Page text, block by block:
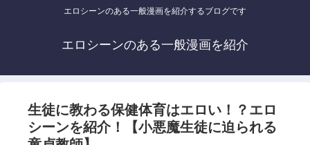
エロシーンのある一般漫画を紹介するブログです
エロシーンのある一般漫画を紹介
生徒に教わる保健体育はエロい！？エロ
シーンを紹介！【小悪魔生徒に迫られる